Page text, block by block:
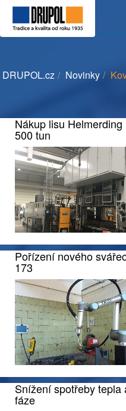
DRUPOL.cz Novinky
Nákup lisu
500 tun
Pořízení nového
173
Snížení spotřeby tepla
fáze